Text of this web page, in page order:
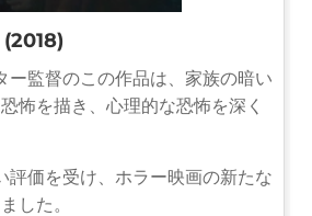
ー監督のこの作品は、家族の暗い
怖を描き、心理的な恐怖を深く
評価を受け、ホラー映画の新たな
した。